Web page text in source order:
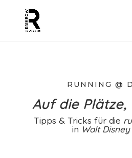
RUNNING @
Auf die
Tipps & Tricks für die
in Walt